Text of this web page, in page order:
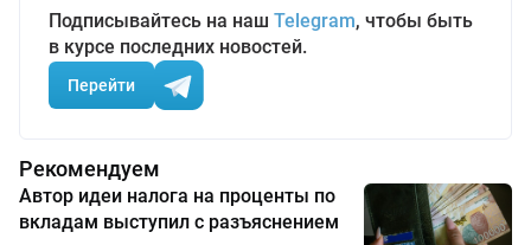
Подписывайтесь на наш Telegram, чтобы быть
в курсе последних новостей.
Перейти
Рекомендуем
Автор идеи налога на проценты по
вкладам выступил с разъяснением